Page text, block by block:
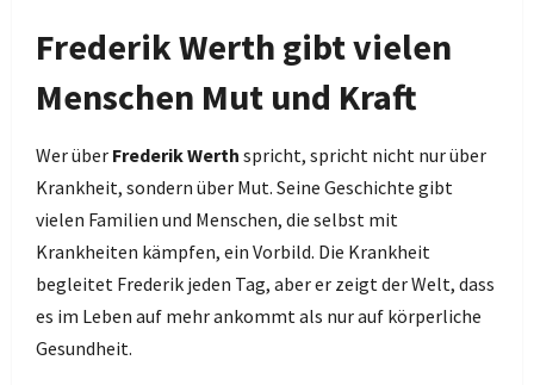
Frederik Werth gibt vielen
Menschen Mut und Kraft
Wer über Frederik Werth spricht, spricht nicht nur über
Krankheit, sondern über Mut. Seine Geschichte gibt
vielen Familien und Menschen, die selbst mit
Krankheiten kämpfen, ein Vorbild. Die Krankheit
begleitet Frederik jeden Tag, aber er zeigt der Welt, dass
es im Leben auf mehr ankommt als nur auf körperliche
Gesundheit.